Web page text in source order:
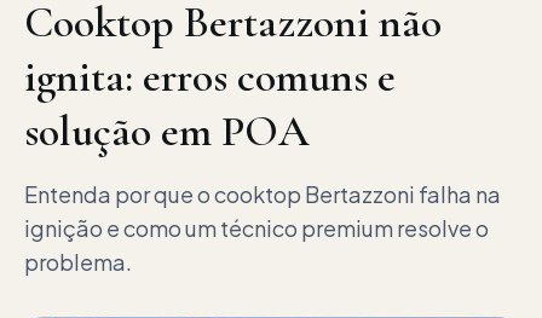
Cooktop Bertazzoni não
ignita: erros comuns e
solução em POA
Entenda por que o cooktop Bertazzoni falha na
ignição e como um técnico premium resolve o
problema.